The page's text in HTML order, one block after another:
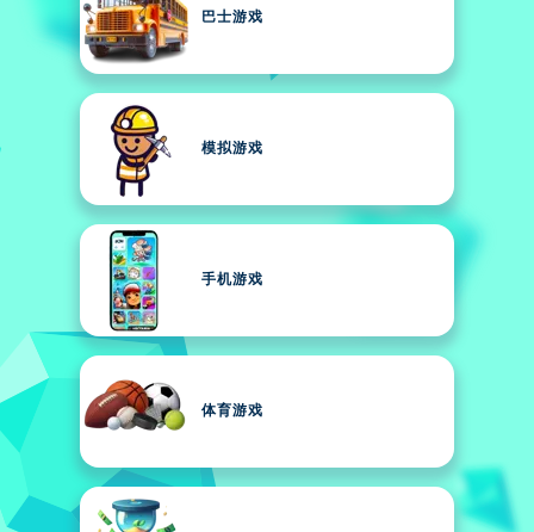
巴士游戏
模拟游戏
手机游戏
体育游戏